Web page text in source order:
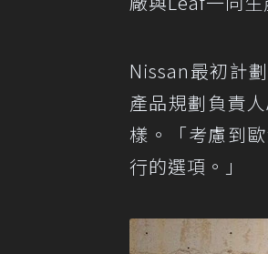
Nissan最初計
產品規劃負責
樣。「考慮到
行的選項。」